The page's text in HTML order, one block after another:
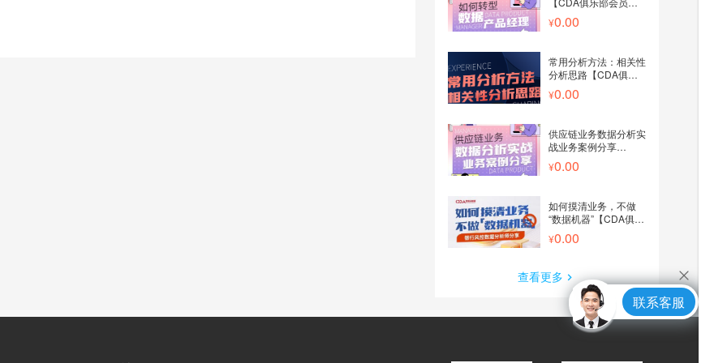
享】
0.00
常用分析方法：相关性
分析思路【CDA俱乐
部会员分享】
0.00
供应链业务数据分析实
战业务案例分享
【CDA俱乐部会员分
享】
0.00
如何摸清业务，不做
“数据机器”【CDA俱乐
部会员分享】
0.00
查看更多
联系客服